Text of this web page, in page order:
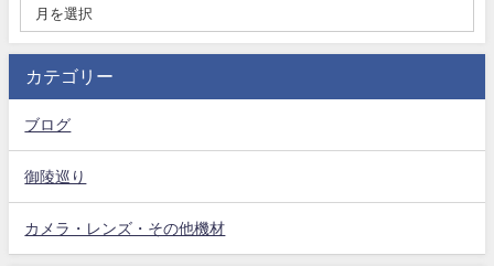
カテゴリー
ブログ
御陵巡り
カメラ・レンズ・その他機材